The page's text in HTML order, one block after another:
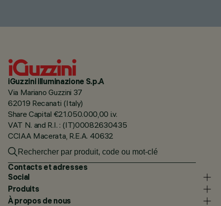
iGuzzini illuminazione S.p.A
Via Mariano Guzzini 37
62019 Recanati (Italy)
Share Capital €21.050.000,00 i.v.
VAT N. and R.I. : (IT)00082630435
CCIAA Macerata, R.E.A. 40632
Contacts et adresses
Social
Produits
À propos de nous